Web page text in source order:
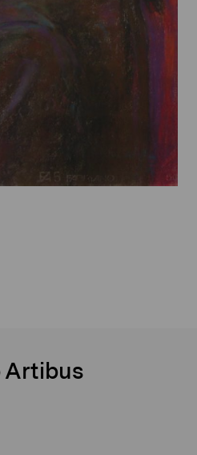
Artibus